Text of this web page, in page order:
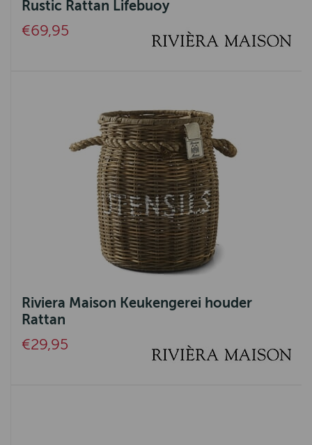
Emma Bridgewater
Harley of Schotland
Signe Nature
Rustic Rattan Lifebuoy
€69,95
Riviera Maison Keukengerei houder
Rattan
€29,95